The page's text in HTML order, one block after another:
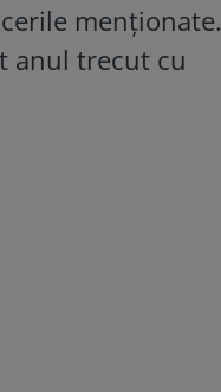
menționate.
anul trecut cu